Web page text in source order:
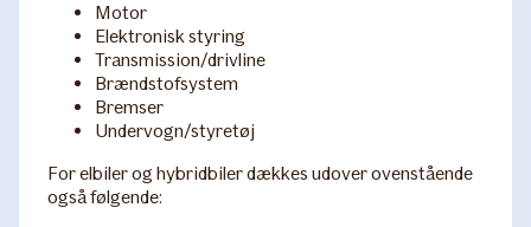
Motor
Elektronisk styring
Transmission/drivline
Brændstofsystem
Bremser
Undervogn/styretøj
For elbiler og hybridbiler dækkes udover ovenstående
også følgende: